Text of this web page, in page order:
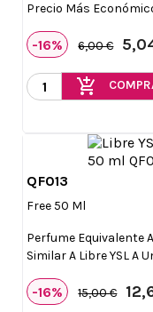
Precio Más
-16% 6,00 €
add_shopping_cart
QF013
Free 50 Ml
Perfume Equivalente
Similar A Libre YSL A
-16% 15,00 €